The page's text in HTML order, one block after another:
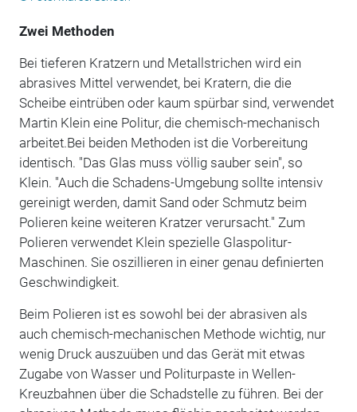
Zwei Methoden
Bei tieferen Kratzern und Metallstrichen wird ein
abrasives Mittel verwendet, bei Kratern, die die
Scheibe eintrüben oder kaum spürbar sind, verwendet
Martin Klein eine Politur, die chemisch-mechanisch
arbeitet.Bei beiden Methoden ist die Vorbereitung
identisch. "Das Glas muss völlig sauber sein", so
Klein. "Auch die Schadens-Umgebung sollte intensiv
gereinigt werden, damit Sand oder Schmutz beim
Polieren keine weiteren Kratzer verursacht." Zum
Polieren verwendet Klein spezielle Glaspolitur-
Maschinen. Sie oszillieren in einer genau definierten
Geschwindigkeit.
Beim Polieren ist es sowohl bei der abrasiven als
auch chemisch-mechanischen Methode wichtig, nur
wenig Druck auszuüben und das Gerät mit etwas
Zugabe von Wasser und Politurpaste in Wellen-
Kreuzbahnen über die Schadstelle zu führen. Bei der